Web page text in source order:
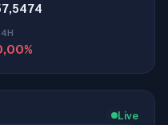
Live